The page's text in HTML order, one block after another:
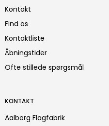
Kontakt
Find os
Kontaktliste
Åbningstider
Ofte stillede spørgsmål
KONTAKT
Aalborg Flagfabrik